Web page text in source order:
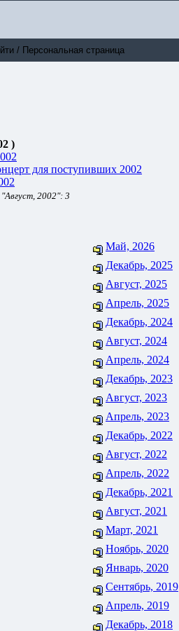
)
для поступивших 2002
"Август, 2002": 3
Май, 2026
Декабрь, 2025
Август, 2025
Апрель, 2025
Декабрь, 2024
Август, 2024
Апрель, 2024
Декабрь, 2023
Август, 2023
Апрель, 2023
Декабрь, 2022
Август, 2022
Апрель, 2022
Декабрь, 2021
Август, 2021
Март, 2021
Ноябрь, 2020
Январь, 2020
Сентябрь, 2019
Апрель, 2019
Декабрь, 2018